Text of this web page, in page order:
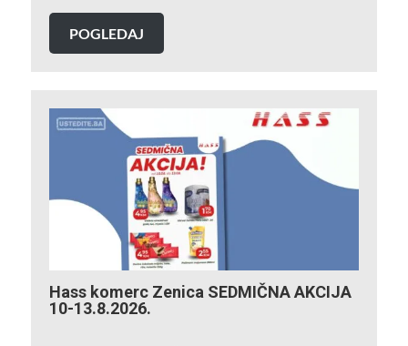
POGLEDAJ
Hass komerc Zenica SEDMIČNA AKCIJA
10-13.8.2026.